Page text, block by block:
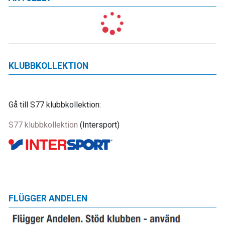
KLUBBKOLLEKTION
Gå till S77 klubbkollektion:
S77 klubbkollektion (Intersport)
FLÜGGER ANDELEN